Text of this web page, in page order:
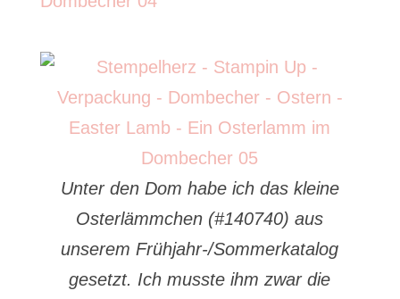
Unter den Dom habe ich das kleine
Osterlämmchen (#140740) aus
unserem Frühjahr-/Sommerkatalog
gesetzt. Ich musste ihm zwar die